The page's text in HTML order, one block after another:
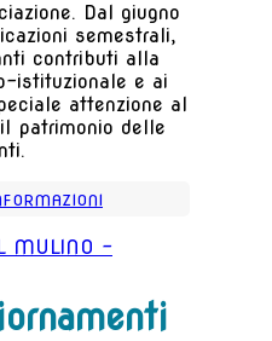
Dal giugno
semestrali,
contributi alla
istituzionale e ai
attenzione al
patrimonio delle
MULINO -